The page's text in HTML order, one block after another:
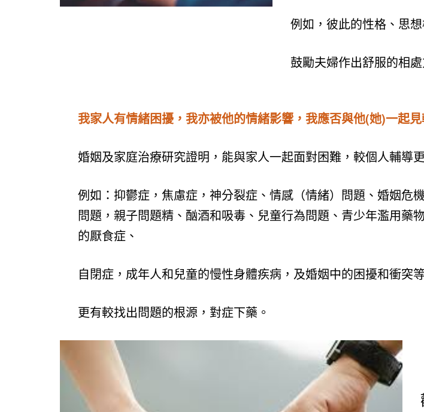
例如，彼此的性格、思
鼓勵夫婦作出舒服的相處
我家人有情緒困擾，我亦被他的情緒影響，我應否與他(她)一起見
婚姻及家庭治療研究證明，能與家人一起面對困難，較個人輔導
例如：抑鬱症，焦慮症，神分裂症、情感（情緒）問題、婚姻危
問題，親子問題精、酗酒和吸毒、兒童行為問題、青少年濫用藥
的厭食症、
自閉症，成年人和兒童的慢性身體疾病，及婚姻中的困擾和衝突
更有較找出問題的根源，對症下藥。